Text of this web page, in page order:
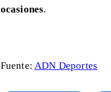
ocasiones.
Fuente:ADN Deportes